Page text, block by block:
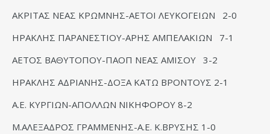
ΑΚΡΙΤΑΣ ΝΕΑΣ ΚΡΩΜΝΗΣ-ΑΕΤΟΙ ΛΕΥΚΟΓΕΙΩΝ 2-0
ΗΡΑΚΛΗΣ ΠΑΡΑΝΕΣΤΙΟΥ-ΑΡΗΣ ΑΜΠΕΛΑΚΙΩΝ 7-1
ΑΕΤΟΣ ΒΑΘΥΤΟΠΟΥ-ΠΑΟΠ ΝΕΑΣ ΑΜΙΣΟΥ 3-2
ΗΡΑΚΛΗΣ ΑΔΡΙΑΝΗΣ-ΔΟΞΑ ΚΑΤΩ ΒΡΟΝΤΟΥΣ 2-1
Α.Ε. ΚΥΡΓΙΩΝ-ΑΠΟΛΛΩΝ ΝΙΚΗΦΟΡΟΥ 8-2
Μ.ΑΛΕΞΑΔΡΟΣ ΓΡΑΜΜΕΝΗΣ-Α.Ε. Κ.ΒΡΥΣΗΣ 1-0